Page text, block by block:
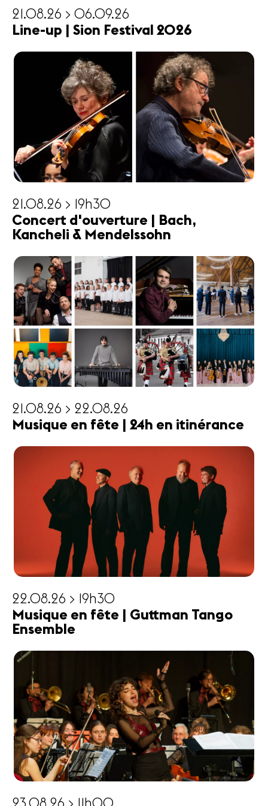
21.08.26 > 06.09.26
Line-up | Sion Festival 2026
21.08.26 > 19h30
Concert d'ouverture | Bach,
Kancheli & Mendelssohn
21.08.26 > 22.08.26
Musique en fête | 24h en itinérance
22.08.26 > 19h30
Musique en fête | Guttman Tango
Ensemble